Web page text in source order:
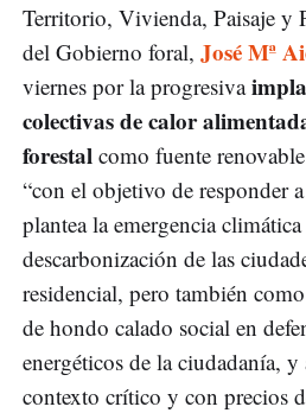
Territorio, Vivienda, Paisaje y
del Gobierno foral, José Mª
viernes por la progresiva
colectivas de calor
forestal como fuente
“con el objetivo de responder
plantea la emergencia
descarbonización de las
residencial, pero también
de hondo calado social en
energéticos de la ciudadanía, y
contexto crítico y con precios